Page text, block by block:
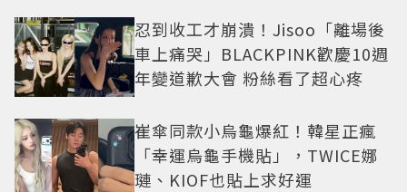
忍到收工才崩潰！Jisoo「離場後
車上痛哭」BLACKPINK歡慶10週
年變道歉大會 粉絲看了超心疼
崔傘同款小烏龜爆紅！韓星正瘋
「幸運烏龜手機貼」，TWICE娜
璉、KIOF也貼上求好運